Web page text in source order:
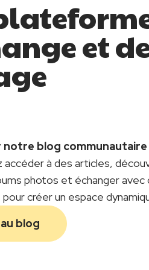
et
notre blog communautaire
accéder à des articles,
photos et échanger avec
créer un espace
blog